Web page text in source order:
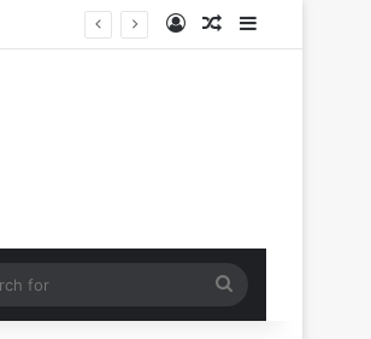
Log InRandom Article
Sidebar
for